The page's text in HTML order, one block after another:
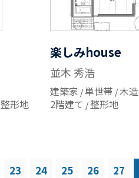
整形地
楽しみhouse
並木 秀浩
建築家 単世帯 木造
2階建て 整形地
23 24 25 26 27